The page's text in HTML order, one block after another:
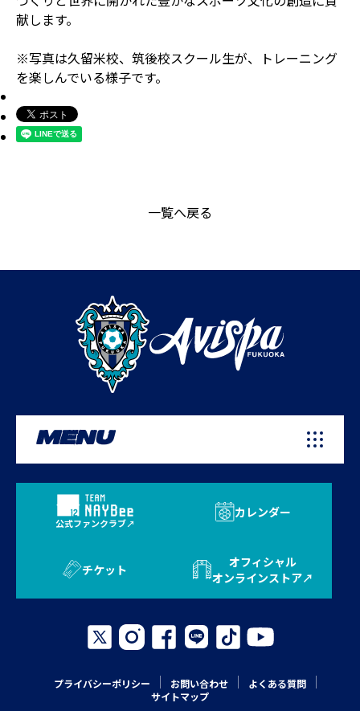
献します。
※写真は久留米校、筑後校スクール生が、トレーニング
を楽しんでいる様子です。
一覧へ戻る
MENU
公式ファンクラブ
カレンダー
チケット
オフィシャル
オンラインストア
プライバシーポリシー お問い合わせ
よくある質問
サイトマップ